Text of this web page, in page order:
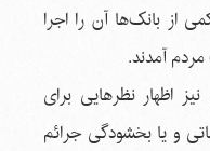
از بانک‌ها آن را اجرا
آمدند.
اظهار نظرهایی برای
و یا بخشودگی جرائم